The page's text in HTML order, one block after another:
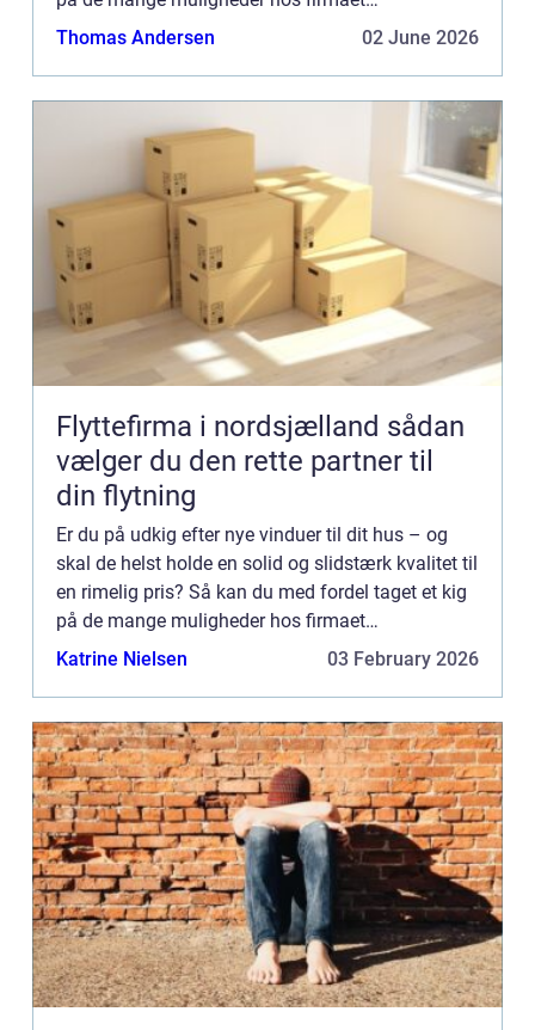
Klarwindows. Hvilke slags vinduer finder jeg hos
Thomas Andersen 02 June 2026
Flyttefirma i nordsjælland sådan
vælger du den rette partner til
din flytning
Er du på udkig efter nye vinduer til dit hus – og
skal de helst holde en solid og slidstærk kvalitet til
en rimelig pris? Så kan du med fordel taget et kig
på de mange muligheder hos firmaet
Klarwindows. Hvilke slags vinduer finder jeg hos
Katrine Nielsen 03 February 2026